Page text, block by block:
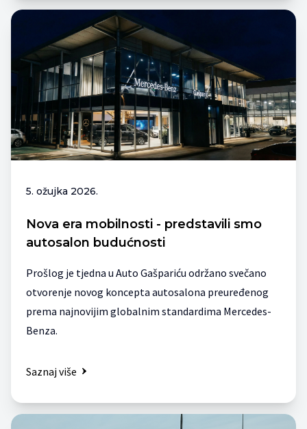
5. ožujka 2026.
Nova era mobilnosti - predstavili smo
autosalon budućnosti
Prošlog je tjedna u Auto Gašpariću održano svečano
otvorenje novog koncepta autosalona preuređenog
prema najnovijim globalnim standardima Mercedes-
Benza.
Saznaj više